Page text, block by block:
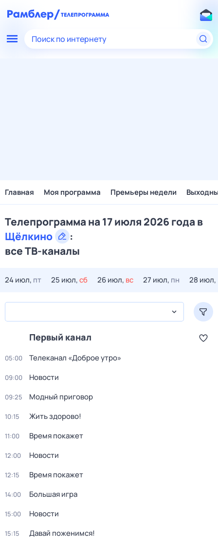
Поиск по интернету
Главная Моя программа Премьеры недели
Телепрограмма на 17 июля 2026 года в
Щёлкино
:
все ТВ-каналы
24 июл, пт 25 июл,сб 26 июл, вс 27 июл, пн 28 июл,
Первый канал
05:00 Телеканал «Доброе утро»
09:00 Новости
09:25 Модный приговор
10:15 Жить здорово!
11:00 Время покажет
12:00 Новости
12:15 Время покажет
14:00 Большая игра
15:00 Новости
15:15 Давай поженимся!